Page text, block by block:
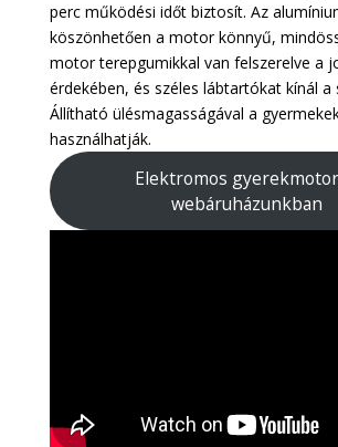
perc működési időt biztosít. Az
köszönhetően a motor könnyű,
motor terepgumikkal van felszerelve a
érdekében, és széles lábtartókat kínál a
Állítható ülésmagasságával a
használhatják.
Elektromos
webáruházunkban